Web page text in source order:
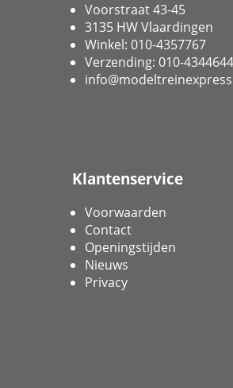
Voorstraat 43-45
3135 HW Vlaardingen
Winkel: 010-4357767
Verzending: 010-4344644
Klantenservice
Voorwaarden
Contact
Openingstijden
Nieuws
Privacy